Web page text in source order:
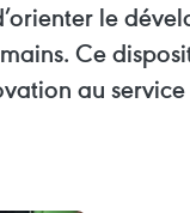
le
Ce
au